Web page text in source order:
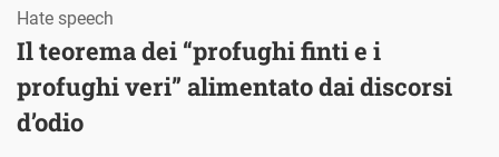
Il teorema dei “profughi finti e i
profughi veri” alimentato dai discorsi
d’odio
Hate speech